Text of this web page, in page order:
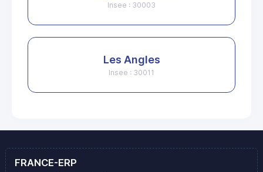
Insee : 30003
Les Angles
Insee : 30011
FRANCE-ERP